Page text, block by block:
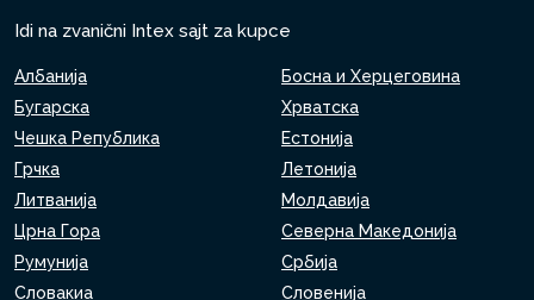
Idi na zvanični Intex sajt za kupce
Албанија
Босна и Херцеговина
Бугарска
Хрватска
Чешка Република
Естонија
Грчка
Летонија
Литванија
Молдавија
Црна Гора
Северна Македонија
Румунија
Србија
Словакиа
Словенија